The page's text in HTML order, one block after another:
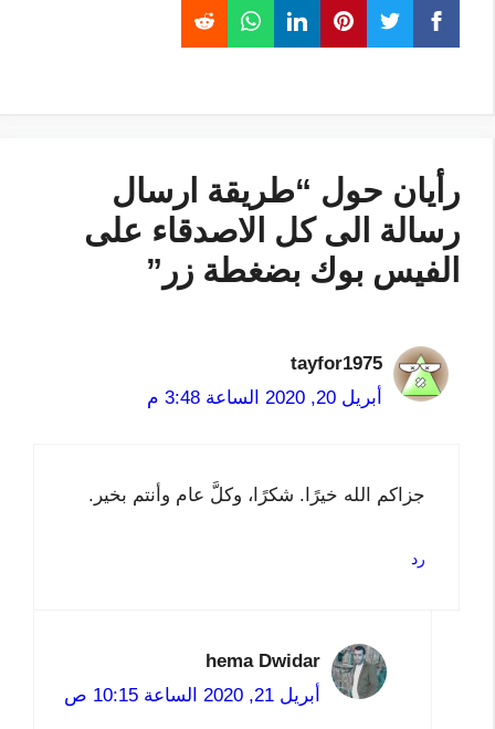
رأيان حول “طريقة ارسال
رسالة الى كل الاصدقاء على
الفيس بوك بضغطة زر”
tayfor1975
أبريل 20, 2020 الساعة 3:48 م
جزاكم الله خيرًا. شكرًا، وكلَّ عام وأنتم بخير.
رد
hema Dwidar
أبريل 21, 2020 الساعة 10:15 ص